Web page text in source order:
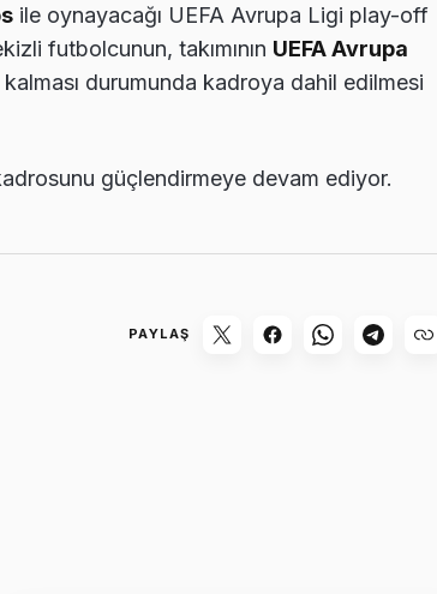
ile oynayacağı UEFA Avrupa Ligi play-off
futbolcunun, takımının UEFA Avrupa
kalması durumunda kadroya dahil edilmesi
güçlendirmeye devam ediyor.
PAYLAŞ